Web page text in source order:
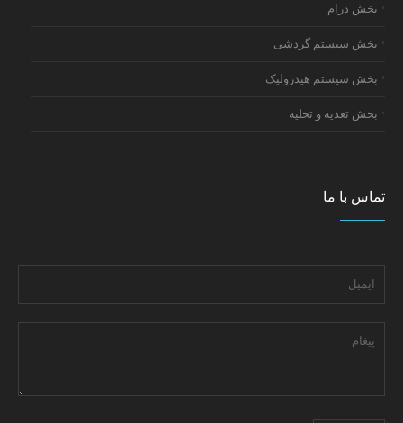
بخش درام
بخش سیستم گردشی
بخش سیستم هیدرولیک
بخش تغذیه و تخلیه
تماس با ما